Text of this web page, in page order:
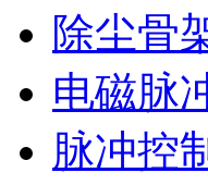
除尘骨
电磁脉
脉冲控